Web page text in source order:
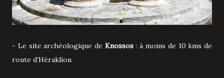
- Le site archéologique de Knossos: à moins de 10 kms de
route d’Héraklion